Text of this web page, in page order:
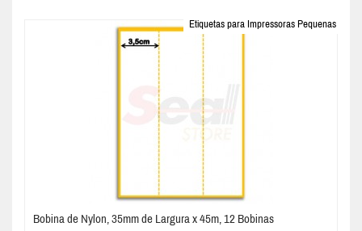
Etiquetas para Impressoras Pequenas
Bobina de Nylon, 35mm de Largura x 45m, 12 Bobinas